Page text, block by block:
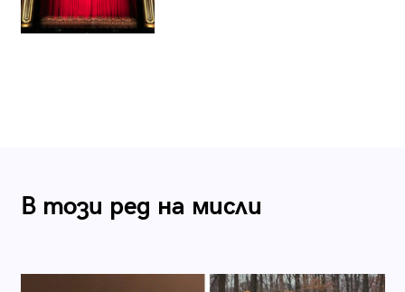
В този ред на мисли